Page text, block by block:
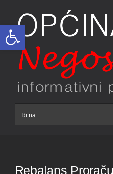
Open toolbar
content
Idi na...
Rebalans